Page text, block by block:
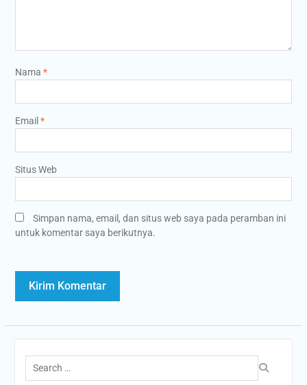
Nama *
Email *
Situs Web
Simpan nama, email, dan situs web saya pada peramban ini
untuk komentar saya berikutnya.
Search
for: